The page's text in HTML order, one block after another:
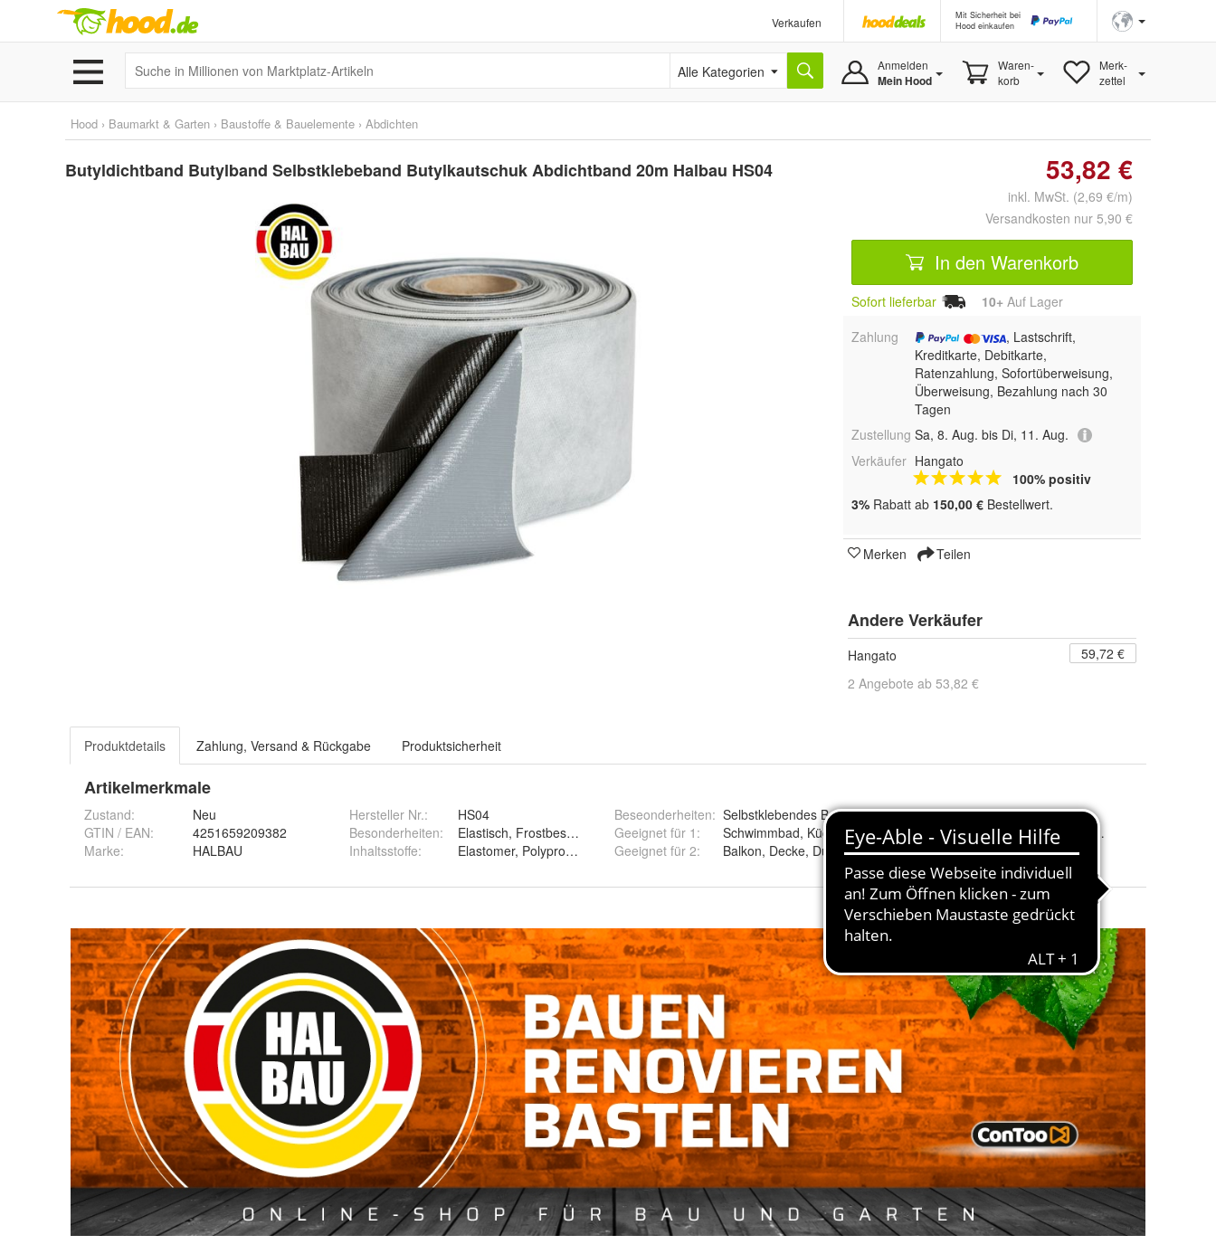
Verkaufen
Mit Sicherheit bei
Hood einkaufen
Alle Kategorien Anmelden
Mein Hood
Waren-
korb
Merk-
zettel
Hood › Baumarkt & Garten › Baustoffe & Bauelemente › Abdichten
Butyldichtband Butylband Selbstklebeband Butylkautschuk Abdichtband 20m Halbau HS04 53,82 €
inkl. MwSt. (2,69 €/m)
Versandkosten nur 5,90 €
In den Warenkorb
Sofort lieferbar 10+ Auf Lager
Zahlung
, Lastschrift,
Kreditkarte, Debitkarte,
Ratenzahlung, Sofortüberweisung,
Überweisung, Bezahlung nach 30
Tagen
Zustellung Sa, 8. Aug. bis Di, 11. Aug.
Verkäufer Hangato
100% positiv
3% Rabatt ab 150,00 € Bestellwert.
Merken Teilen
Andere Verkäufer
Hangato
59,72 €
2 Angebote ab 53,82 €
Produktdetails Zahlung, Versand & Rückgabe Produktsicherheit
Artikelmerkmale
Zustand:
Neu
GTIN / EAN:
4251659209382
Marke:
HALBAU
Hersteller Nr.:
HS04
Besonderheiten:
Elastisch, Frostbeständig, Dickbeschichtung
Inhaltsstoffe: Elastomer, Polypropylen-Vlies, Butyl
Beseonderheiten: Selbstklebendes Butylstreifen hat Breite 18mm
Geeignet für 1 :
Schwimmbad, Küche, Treppen, Wand, Boden,Badezimmer
Geeignet für 2: Balkon, Decke, Dusche, Flachdach, Keller, Terrasse
Breite:
10 cm
Produktart :
Dichtband Abdichtung Flüssigfolie
Angebotspaket: Nein